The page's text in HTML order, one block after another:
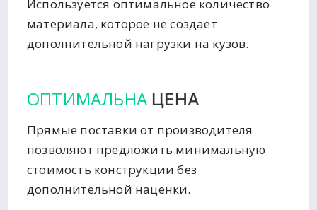
Используется оптимальное количество
материала, которое не создает
дополнительной нагрузки на кузов.
ОПТИМАЛЬНА ЦЕНА
Прямые поставки от производителя
позволяют предложить минимальную
стоимость конструкции без
дополнительной наценки.